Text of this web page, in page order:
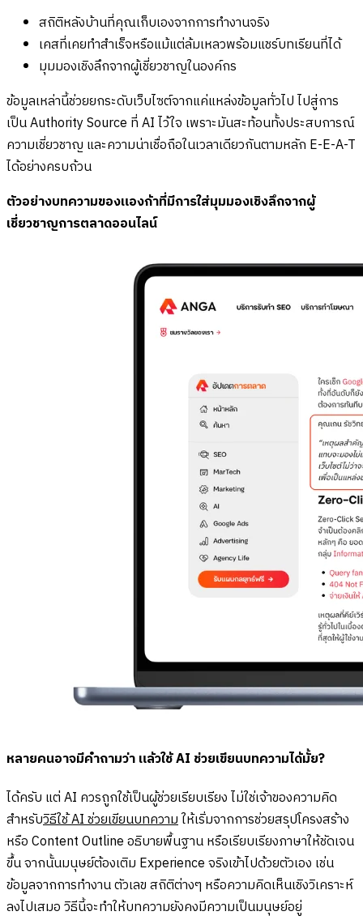
สถิติหลังบ้านที่คุณเก็บเองจากการทำงานจริง
เคสที่เคยทำสำเร็จหรือแม้แต่ล้มเหลวพร้อมแชร์บทเรียนที่ได้
มุมมองเชิงลึกจากผู้เชี่ยวชาญในองค์กร
ข้อมูลเหล่านี้ช่วยยกระดับเว็บไซต์จากแค่แหล่งข้อมูลทั่วไป ไปสู่การ
เป็น Authority Source ที่ AI ไว้ใจ เพราะมันสะท้อนทั้งประสบการณ์
ความเชี่ยวชาญ และความน่าเชื่อถือในเวลาเดียวกันตามหลัก E-E-A-T
ได้อย่างครบถ้วน
ตัวอย่างบทความของแองก้าที่มีการใส่มุมมองเชิงลึกจากผู้
เชี่ยวชาญการตลาดออนไลน์
หลายคนอาจมีคำถามว่า แล้วใช้ AI ช่วยเขียนบทความได้มั้ย?
ได้ครับ แต่ AI ควรถูกใช้เป็นผู้ช่วยเรียบเรียง ไม่ใช่เจ้าของความคิด
สำหรับวิธีใช้ AI ช่วยเขียนบทความให้เริ่มจากการช่วยสรุปโครงสร้าง
หรือ Content Outline อธิบายพื้นฐาน หรือเรียบเรียงภาษาให้ชัดเจน
ขึ้น จากนั้นมนุษย์ต้องเติม Experience จริงเข้าไปด้วยตัวเอง เช่น
ข้อมูลจากการทำงาน ตัวเลข สถิติต่างๆ หรือความคิดเห็นเชิงวิเคราะห์
ลงไปเสมอ วิธีนี้จะทำให้บทความยังคงมีความเป็นมนุษย์อยู่